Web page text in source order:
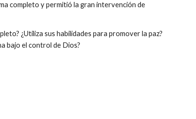
completo y permitió la gran intervención de
¿Utiliza sus habilidades para promover la paz?
bajo el control de Dios?